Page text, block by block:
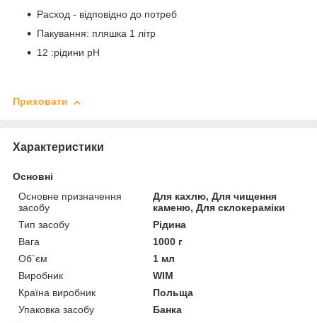
Расход - відповідно до потреб
Пакування: пляшка 1 літр
12 :рідини pH
Приховати
Характеристики
Основні
Основне призначення
засобу
Для кахлю, Для чищення
каменю, Для склокераміки
Тип засобу
Рідина
Вага
1000 г
Об`єм
1 мл
Виробник
WIM
Країна виробник
Польща
Упаковка засобу
Банка